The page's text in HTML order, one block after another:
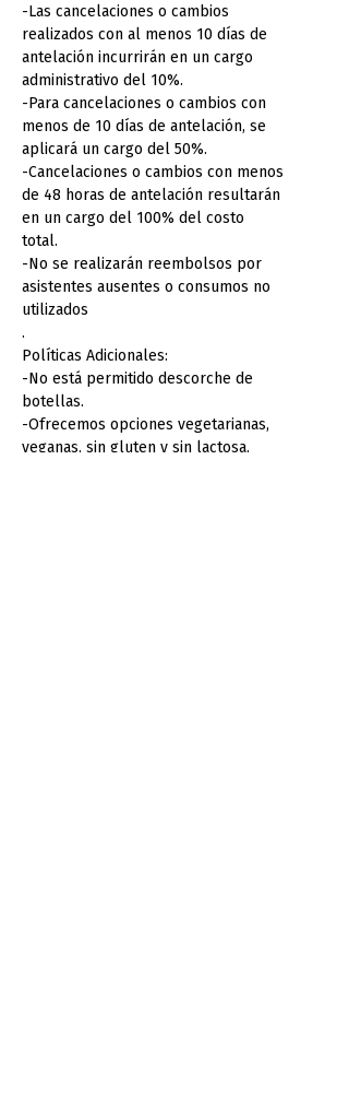
-Las cancelaciones o cambios
realizados con al menos 10 días de
antelación incurrirán en un cargo
administrativo del 10%.
-Para cancelaciones o cambios con
menos de 10 días de antelación, se
aplicará un cargo del 50%.
-Cancelaciones o cambios con menos
de 48 horas de antelación resultarán
en un cargo del 100% del costo
total.
-No se realizarán reembolsos por
asistentes ausentes o consumos no
utilizados
.
Políticas Adicionales:
-No está permitido descorche de
botellas.
-Ofrecemos opciones vegetarianas,
veganas, sin gluten y sin lactosa.